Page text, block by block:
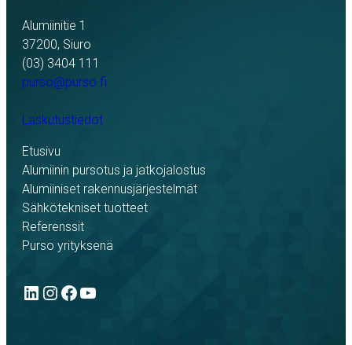
Alumiinitie 1
37200, Siuro
(03) 3404 111
purso@purso.fi
Laskutustiedot
Etusivu
Alumiinin pursotus ja jatkojalostus
Alumiiniset rakennusjärjestelmät
Sähkötekniset tuotteet
Referenssit
Purso yrityksenä
LinkedIn
Instagram
Facebook
YouTube